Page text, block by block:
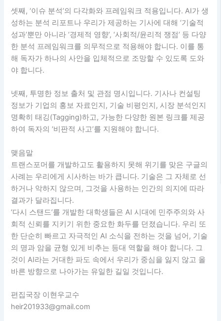
셋째, ‘이슈 분석’의 다각화와 프레임워크 적용입니다. AI가 생
성하는 분석 리포트나 우리가 제공하는 기사에 대해 ‘기술적
성과’뿐만 아니라 ‘경제적 영향’, ‘사회적/윤리적 쟁점’ 등 다양
한 분석 프레임워크를 의무적으로 적용해야 합니다. 이를 통
해 독자가 하나의 사안을 입체적으로 조망할 수 있도록 도와
야 합니다.
넷째, 투명한 정보 출처 및 관점 명시입니다. 기사나 컨설팅
정보가 기업의 홍보 자료인지, 기술 비평인지, 시장 분석인지
명확히 태깅(Tagging)하고, 가능한 다양한 원본 링크를 제공
하여 독자의 ‘비판적 사고’를 지원해야 합니다.
맺음말
트랜스포머를 개발하고도 활용하지 못해 위기를 맞은 구글의
사례는 우리에게 시사하는 바가 큽니다. 기술은 그 자체로 선
하거나 악하지 않으며, 그것을 사용하는 인간의 의지에 따라
결과가 달라집니다.
‘다시 스탠드’를 개발한 대학생들은 AI 시대에 민주주의와 사
회적 신뢰를 지키기 위한 중요한 화두를 던졌습니다. 우리 또
한 단순히 빠르고 자극적인 AI 소식을 전하는 것을 넘어, 기술
의 명과 암을 균형 있게 비추는 등대 역할을 해야 합니다. 그
것이 AI라는 거대한 파도 속에서 우리가 중심을 잃지 않고 올
바른 방향으로 나아가는 유일한 길일 것입니다.
편집국장 이현우교수
heir201933@gmail.com